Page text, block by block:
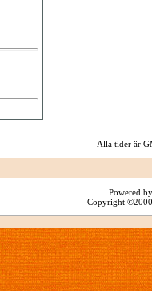
Alla tider är
Powered
Copyright